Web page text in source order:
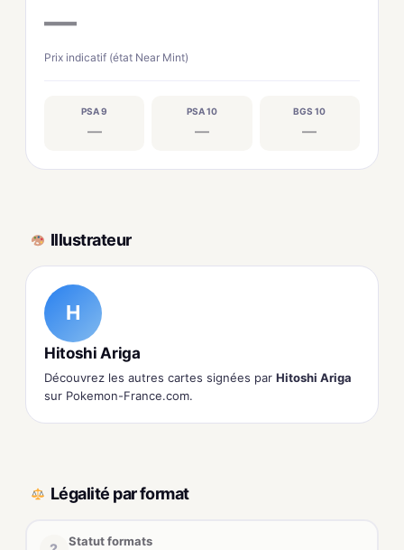
—
Prix indicatif (état Near Mint)
PSA 9
—
PSA 10
—
BGS 10
—
Illustrateur
H
Hitoshi Ariga
Découvrez les autres cartes signées par Hitoshi Ariga
sur Pokemon-France.com.
Légalité par format
Statut formats